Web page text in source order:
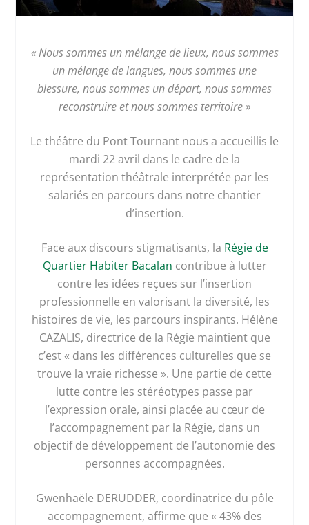
« Nous sommes un mélange de lieux, nous sommes
un mélange de langues, nous sommes une
blessure, nous sommes un départ, nous sommes
reconstruire et nous sommes territoire »
Le théâtre du Pont Tournant nous a accueillis le
mardi 22 avril dans le cadre de la
représentation théâtrale interprétée par les
salariés en parcours dans notre chantier
d’insertion.
Face aux discours stigmatisants, la Régie de
Quartier Habiter Bacalan contribue à lutter
contre les idées reçues sur l’insertion
professionnelle en valorisant la diversité, les
histoires de vie, les parcours inspirants. Hélène
CAZALIS, directrice de la Régie maintient que
c’est « dans les différences culturelles que se
trouve la vraie richesse ». Une partie de cette
lutte contre les stéréotypes passe par
l’expression orale, ainsi placée au cœur de
l’accompagnement par la Régie, dans un
objectif de développement de l’autonomie des
personnes accompagnées.
Gwenhaële DERUDDER, coordinatrice du pôle
accompagnement, affirme que « 43% des